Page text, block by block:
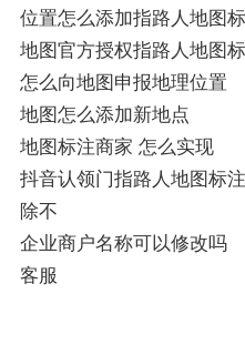
位置怎么添加指路人地图
地图官方授权指路人地图
怎么向地图申报地理位置
地图怎么添加新地点
地图标注商家 怎么实现
抖音认领门指路人地图标
除不
企业商户名称可以修改吗
客服